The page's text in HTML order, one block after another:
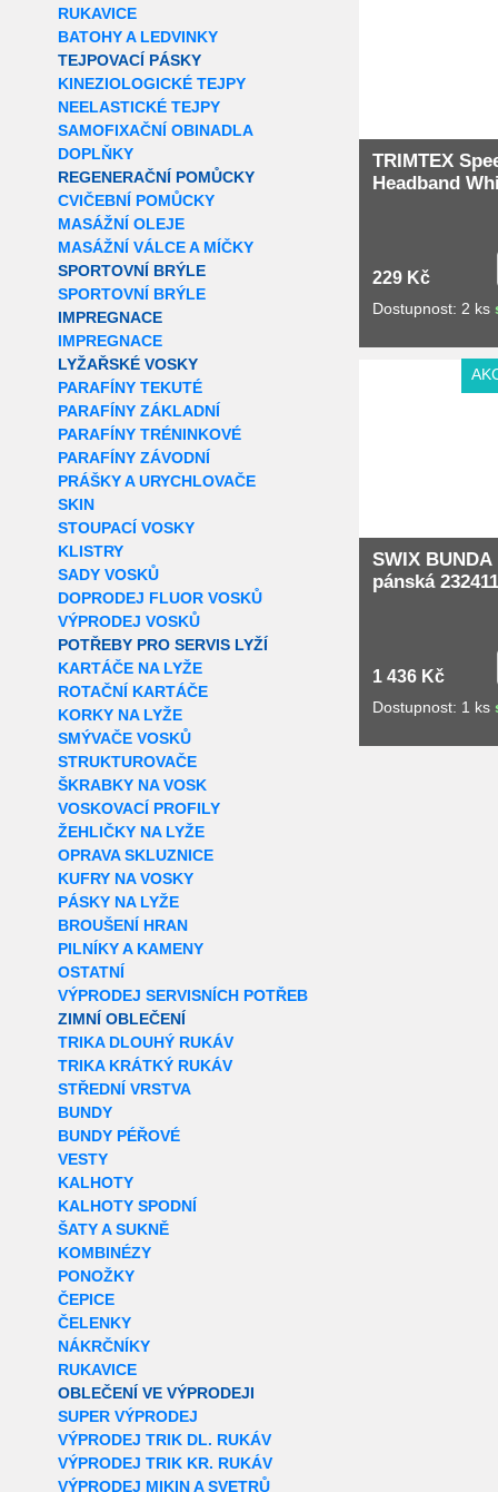
RUKAVICE
BATOHY A LEDVINKY
TEJPOVACÍ PÁSKY
KINEZIOLOGICKÉ TEJPY
NEELASTICKÉ TEJPY
SAMOFIXAČNÍ OBINADLA
DOPLŇKY
REGENERAČNÍ POMŮCKY
CVIČEBNÍ POMŮCKY
MASÁŽNÍ OLEJE
MASÁŽNÍ VÁLCE A MÍČKY
SPORTOVNÍ BRÝLE
SPORTOVNÍ BRÝLE
IMPREGNACE
IMPREGNACE
LYŽAŘSKÉ VOSKY
PARAFÍNY TEKUTÉ
PARAFÍNY ZÁKLADNÍ
PARAFÍNY TRÉNINKOVÉ
PARAFÍNY ZÁVODNÍ
PRÁŠKY A URYCHLOVAČE
SKIN
STOUPACÍ VOSKY
KLISTRY
SADY VOSKŮ
DOPRODEJ FLUOR VOSKŮ
VÝPRODEJ VOSKŮ
POTŘEBY PRO SERVIS LYŽÍ
KARTÁČE NA LYŽE
ROTAČNÍ KARTÁČE
KORKY NA LYŽE
SMÝVAČE VOSKŮ
STRUKTUROVAČE
ŠKRABKY NA VOSK
VOSKOVACÍ PROFILY
ŽEHLIČKY NA LYŽE
OPRAVA SKLUZNICE
KUFRY NA VOSKY
PÁSKY NA LYŽE
BROUŠENÍ HRAN
PILNÍKY A KAMENY
OSTATNÍ
VÝPRODEJ SERVISNÍCH POTŘEB
ZIMNÍ OBLEČENÍ
TRIKA DLOUHÝ RUKÁV
TRIKA KRÁTKÝ RUKÁV
STŘEDNÍ VRSTVA
BUNDY
BUNDY PÉŘOVÉ
VESTY
KALHOTY
KALHOTY SPODNÍ
ŠATY A SUKNĚ
KOMBINÉZY
PONOŽKY
ČEPICE
ČELENKY
NÁKRČNÍKY
RUKAVICE
OBLEČENÍ VE VÝPRODEJI
SUPER VÝPRODEJ
VÝPRODEJ TRIK DL. RUKÁV
VÝPRODEJ TRIK KR. RUKÁV
VÝPRODEJ MIKIN A SVETRŮ
TRIMTEX
Headband
229 Kč
Dostupnost: 2 ks
SWIX BUNDA
pánská
1 436 Kč
Dostupnost: 1 ks